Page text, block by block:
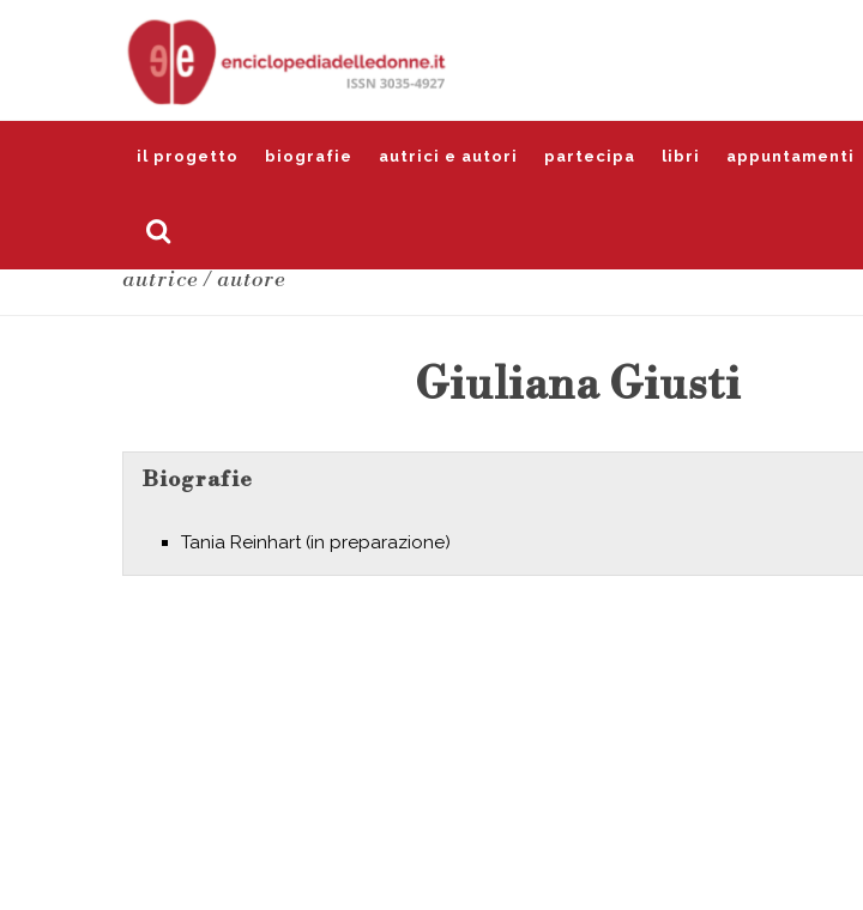
il progetto biografie autrici e autori partecipa libri appuntamenti
autrice / autore
Giuliana Giusti
Biografie
Tania Reinhart (in preparazione)